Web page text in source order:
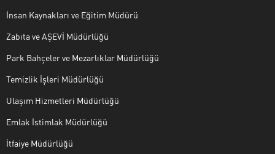
İnsan Kaynakları ve Eğitim Müdürü
Zabıta ve AŞEVİ Müdürlüğü
Park Bahçeler ve Mezarlıklar Müdürlüğü
Temizlik İşleri Müdürlüğü
Ulaşım Hizmetleri Müdürlüğü
Emlak İstimlak Müdürlüğü
İtfaiye Müdürlüğü